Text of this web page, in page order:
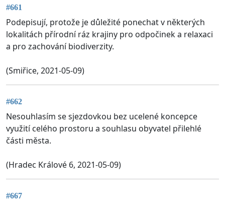
#661
Podepisují, protože je důležité ponechat v některých
lokalitách přírodní ráz krajiny pro odpočinek a relaxaci
a pro zachování biodiverzity.
(Smiřice, 2021-05-09)
#662
Nesouhlasím se sjezdovkou bez ucelené koncepce
využití celého prostoru a souhlasu obyvatel přilehlé
části města.
(Hradec Králové 6, 2021-05-09)
#667